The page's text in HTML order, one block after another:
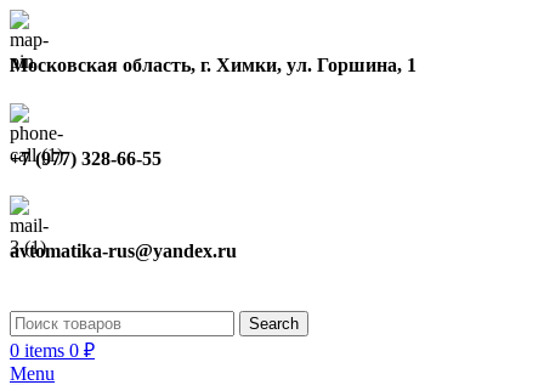
Московская область, г. Химки, ул. Горшина, 1
+7 (977) 328-66-55
avtomatika-rus@yandex.ru
Search
0 items 0 ₽
Menu